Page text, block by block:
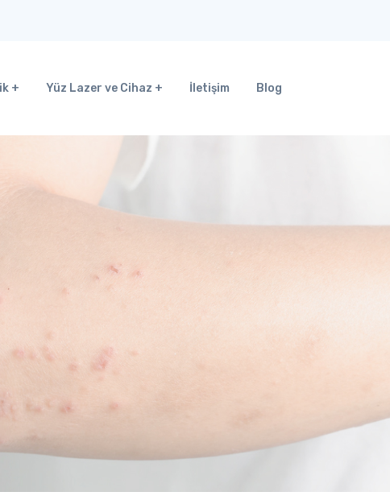
Yüz Lazer ve Cihaz İletişim Blog